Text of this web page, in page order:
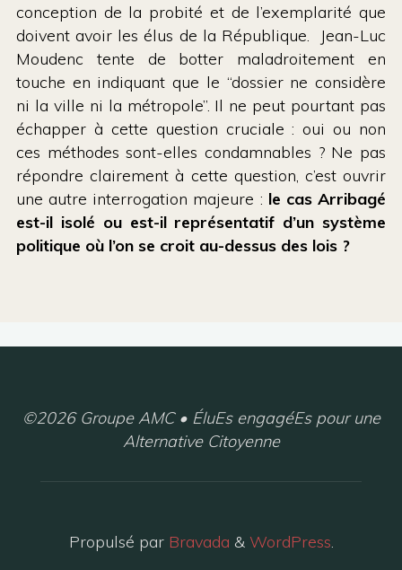
conception de la probité et de l’exemplarité que
doivent avoir les élus de la République. Jean-Luc
Moudenc tente de botter maladroitement en
touche en indiquant que le “dossier ne considère
ni la ville ni la métropole”. Il ne peut pourtant pas
échapper à cette question cruciale : oui ou non
ces méthodes sont-elles condamnables ? Ne pas
répondre clairement à cette question, c’est ouvrir
une autre interrogation majeure : le cas Arribagé
est-il isolé ou est-il représentatif d’un système
politique où l’on se croit au-dessus des lois ?
©2026 Groupe AMC • ÉluEs engagéEs pour une
Alternative Citoyenne
Propulsé parBravada & WordPress